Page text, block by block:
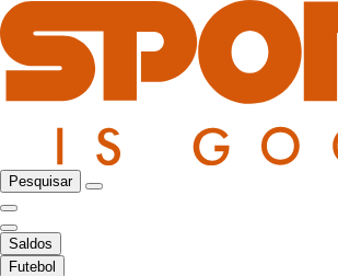
Pesquisar
Saldos
Futebol